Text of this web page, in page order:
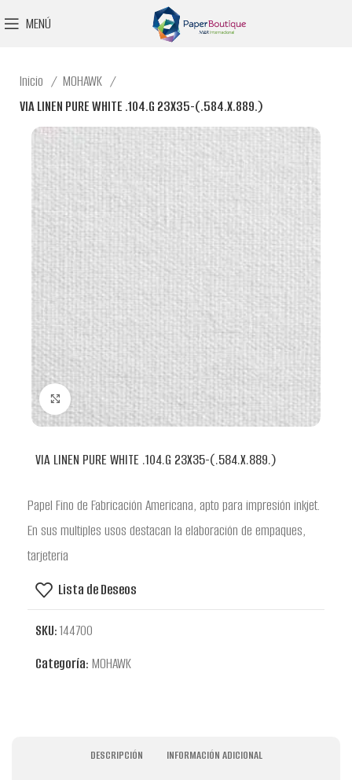
MENÚ
Inicio
MOHAWK
VIA LINEN PURE WHITE .104.G 23X35-(.584.X.889.)
Clic para ampliar
VIA LINEN PURE WHITE .104.G 23X35-(.584.X.889.)
Papel Fino de Fabricación Americana, apto para impresión inkjet.
En sus multiples usos destacan la elaboración de empaques,
tarjeteria
Lista de Deseos
SKU:144700
Categoría: MOHAWK
DESCRIPCIÓN INFORMACIÓN ADICIONAL